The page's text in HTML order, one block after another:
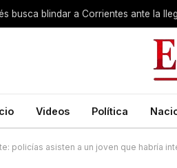
busca blindar a Corrientes ante la
Videos Política
policías asisten a un joven que habría